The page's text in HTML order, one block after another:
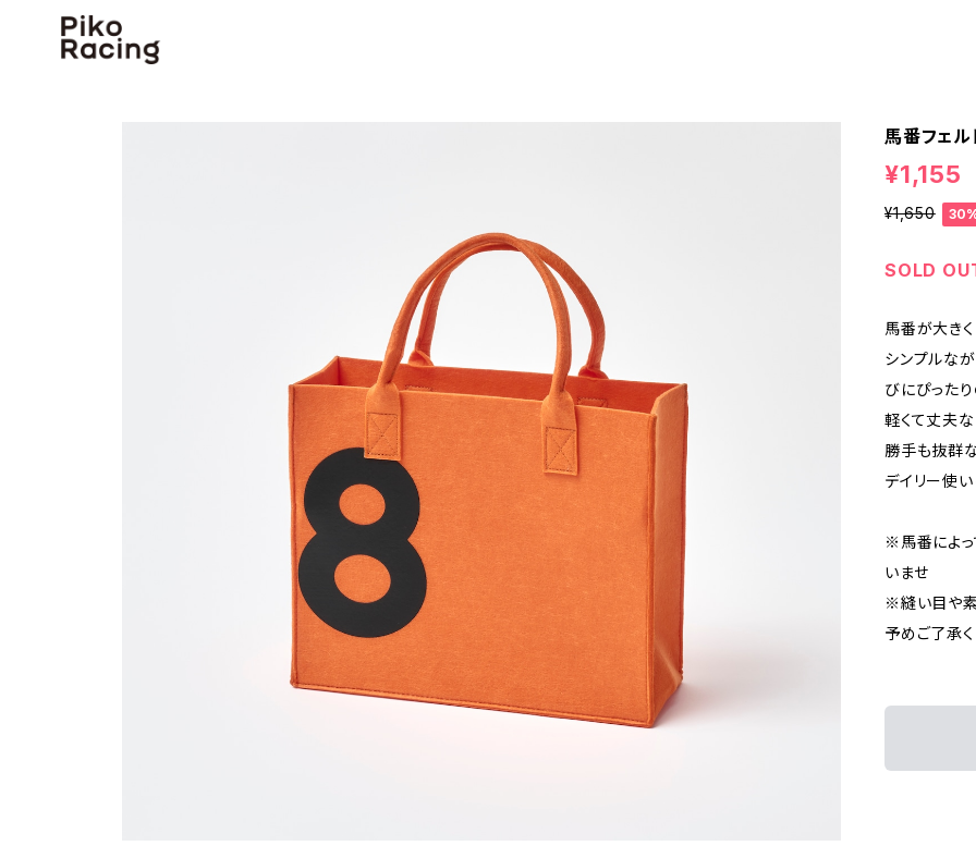
馬番フェル
¥1,155
¥1,650
SOLD
馬番が大き
シンプルな
びにぴったり
軽くて丈夫
勝手も抜群
デイリー使
※馬番によっ
いませ
※縫い目や素
予めご了承